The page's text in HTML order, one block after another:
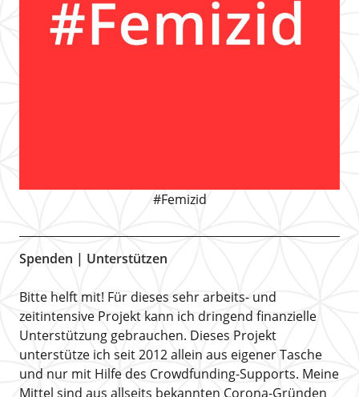
#Femizid
Spenden | Unterstützen
Bitte helft mit! Für dieses sehr arbeits- und
zeitintensive Projekt kann ich dringend finanzielle
Unterstützung gebrauchen. Dieses Projekt
unterstütze ich seit 2012 allein aus eigener Tasche
und nur mit Hilfe des Crowdfunding-Supports. Meine
Mittel sind aus allseits bekannten Corona-Gründen